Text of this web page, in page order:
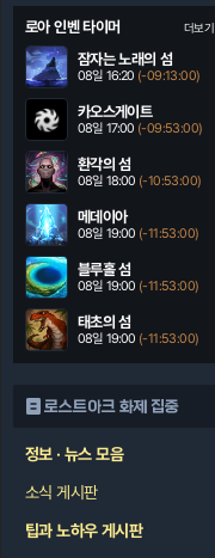
로아 인벤 타이머 더보기
잠자는 노래의 섬
08일 16:20 (-09:12:59)
카오스게이트
08일 17:00 (-09:52:59)
환각의 섬
08일 18:00 (-10:52:59)
메데이아
08일 19:00 (-11:52:59)
블루홀 섬
08일 19:00 (-11:52:59)
태초의 섬
08일 19:00 (-11:52:59)
로스트아크 화제 집중
정보 · 뉴스 모음
소식 게시판
팁과 노하우 게시판